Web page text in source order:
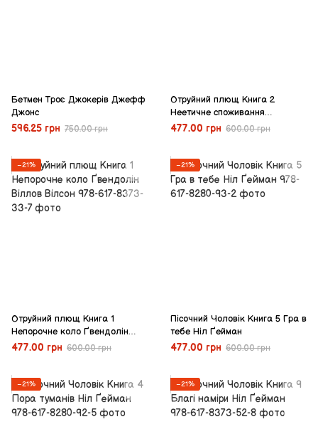
Бетмен Троє Джокерів Джефф
Джонс
596.25 грн 750.00 грн
Отруйний плющ Книга 2
Неетичне споживання
Ґвендолін Віллов Вілсон
477.00 грн 600.00 грн
−21%
Отруйний плющ Книга 1
Непорочне коло Ґвендолін
Віллов Вілсон
477.00 грн 600.00 грн
−21%
Пісочний Чоловік Книга 5 Гра в
тебе Ніл Ґейман
477.00 грн 600.00 грн
−21% −21%